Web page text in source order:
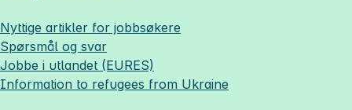
Nyttige artikler for jobbsøkere
Spørsmål og svar
Jobbe i utlandet (EURES)
Information to refugees from Ukraine